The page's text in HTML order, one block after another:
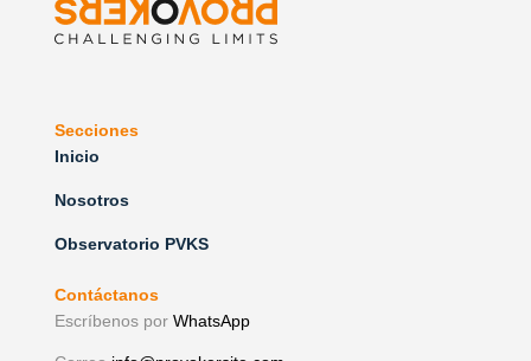
Secciones
Inicio
Nosotros
Observatorio PVKS
Contáctanos
Escríbenos por WhatsApp